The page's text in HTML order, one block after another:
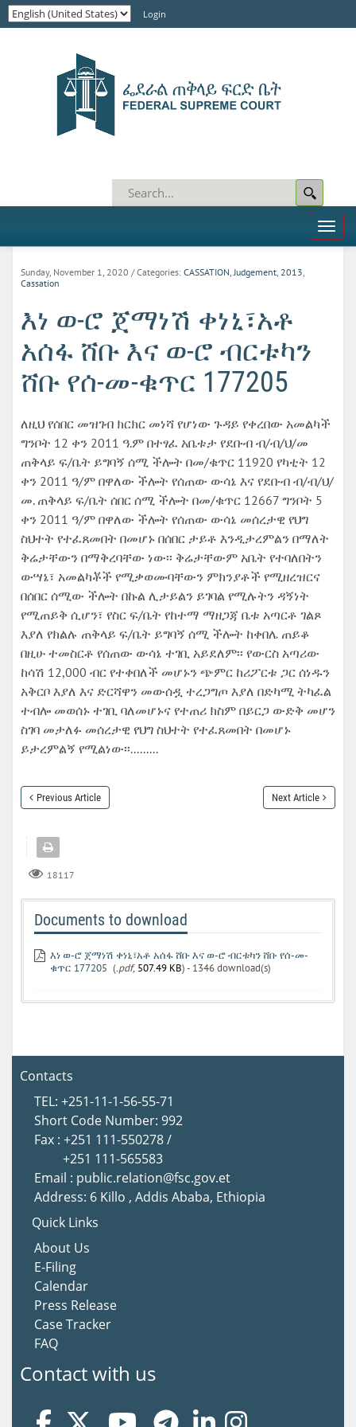
Login
Toggle
Sunday, November 1, 2020 / Categories: CASSATION,Judgement, 2013,
Cassation
እነ ወ-ሮ ጀማነሽ ቀነኒ፣አቶ
አሰፋ ሸቡ እና ወ-ሮ ብርቱካን
ሸቡ የሰ-መ-ቁጥር 177205
ለዚህ የሰበር መዝገብ ክርክር መነሻ የሆነው ጉዳይ የቀረበው አመልካች
ግንቦት 12 ቀን 2011 ዓ.ም በተፃፈ አቤቱታ የደቡብ ብ/ብ/ህ/መ
ጠቅላይ ፍ/ቤት ይግባኝ ሰሚ ችሎት በመ/ቁጥር 11920 የካቲት 12
ቀን 2011 ዓ/ም በዋለው ችሎት የሰጠው ውሳኔ እና የደቡብ ብ/ብ/ህ/
መ. ጠቅላይ ፍ/ቤት ሰበር ሰሚ ችሎት በመ/ቁጥር 12667 ግንቦት 5
ቀን 2011 ዓ/ም በዋለው ችሎት የሰጠው ውሳኔ መሰረታዊ የህግ
ስህተት የተፈጸመበት በመሆኑ በሰበር ታይቶ እንዲታረምልን በማለት
ቅሬታቸውን በማቅረባቸው ነው፡፡ ቅሬታቸውም አቤት የተባለበትን
ውሣኔ፣ አመልካቾች የሚቃወሙባቸውን ምክንያቶች የሚዘረዝርና
በሰበር ሰሚው ችሎት በኩል ሊታይልን ይገባል የሚሉትን ዳኝነት
የሚጠይቅ ሲሆን፣ የስር ፍ/ቤት የከተማ ማዘጋጃ ቤቱ አጣርቶ ገልጾ
እያለ የክልሉ ጠቅላይ ፍ/ቤት ይግባኝ ሰሚ ችሎት ከቀበሌ ጠይቆ
በዚሁ ተመስርቶ የሰጠው ውሳኔ ተገቢ አይደለም፡፡ የውርስ አጣሪው
ከሳሽ 12,000 ብር የተቀበለች መሆኑን ጭምር ከሪፖርቱ ጋር ሰነዱን
አቅርቦ እያለ እና ድርሻዋን መውሰዷ ተረጋግጦ እያለ በድካሚ ትካፈል
ተብሎ መወሰኑ ተገቢ ባለመሆኑና የተጠሪ ክስም በይርጋ ውድቅ መሆን
ስገባ መታለፉ መሰረታዊ የህግ ስህተት የተፈጸመበት በመሆኑ
ይታረምልኝ የሚልነው፡፡.........
Previous Article Next Article
18117
Documents to download
እነ ወ-ሮ ጀማነሽ ቀነኒ፣አቶ አሰፋ ሸቡ እና ወ-ሮ ብርቱካን ሸቡ የሰ-መ-
ቁጥር 177205 (.pdf, 507.49 KB) - 1346 download(s)
Contacts
TEL: +251-11-1-56-55-71
Short Code Number: 992
Fax : +251 111-550278 /
+251 111-565583
Email : public.relation@fsc.gov.et
Address: 6 Killo , Addis Ababa, Ethiopia
Quick Links
About Us
E-Filing
Calendar
Press Release
Case Tracker
FAQ
Contact with us